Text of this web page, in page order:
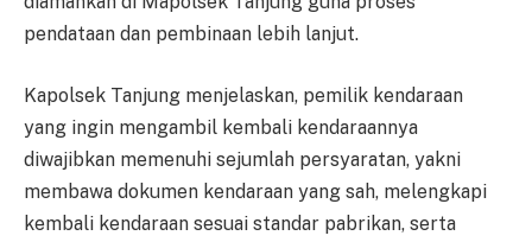
pendataan dan pembinaan lebih lanjut.
Kapolsek Tanjung menjelaskan, pemilik kendaraan
yang ingin mengambil kembali kendaraannya
diwajibkan memenuhi sejumlah persyaratan, yakni
membawa dokumen kendaraan yang sah, melengkapi
kembali kendaraan sesuai standar pabrikan, serta